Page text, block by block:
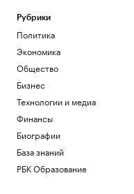
Рубрики
Политика
Экономика
Общество
Бизнес
Технологии и медиа
Финансы
Биографии
База знаний
РБК Образование